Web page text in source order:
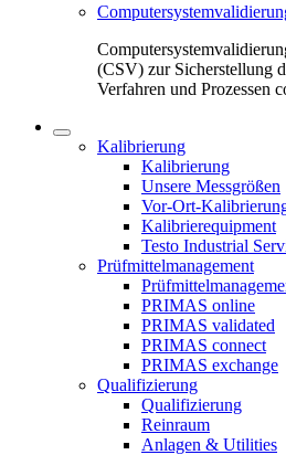
(CSV) zur Sicherstellung
Verfahren und Prozessen
Kalibrierung
Kalibrierung
Unsere Messgrößen
Vor-Ort-
Kalibrierequipment
Testo Industrial
Prüfmittelmanagement
PRIMAS online
PRIMAS validated
PRIMAS connect
PRIMAS exchange
Qualifizierung
Qualifizierung
Reinraum
Anlagen & Utilities